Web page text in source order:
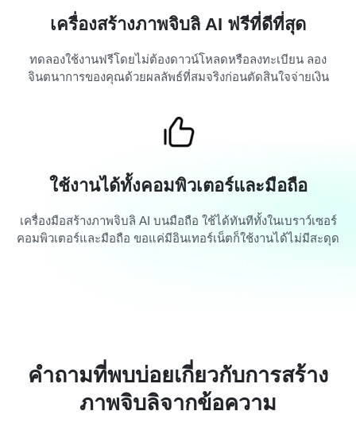
เครื่องสร้างภาพจิบลิ AI ฟรีที่ดีที่สุด
ทดลองใช้งานฟรีโดยไม่ต้องดาวน์โหลดหรือลงทะเบียน ลอง
จินตนาการของคุณด้วยผลลัพธ์ที่สมจริงก่อนตัดสินใจจ่ายเงิน
ใช้งานได้ทั้งคอมพิวเตอร์และมือถือ
เครื่องมือสร้างภาพจิบลิ AI บนมือถือ ใช้ได้ทันทีทั้งในเบราว์เซอร์
คอมพิวเตอร์และมือถือ ขอแค่มีอินเทอร์เน็ตก็ใช้งานได้ไม่มีสะดุด
คำถามที่พบบ่อยเกี่ยวกับการสร้าง
ภาพจิบลิจากข้อความ